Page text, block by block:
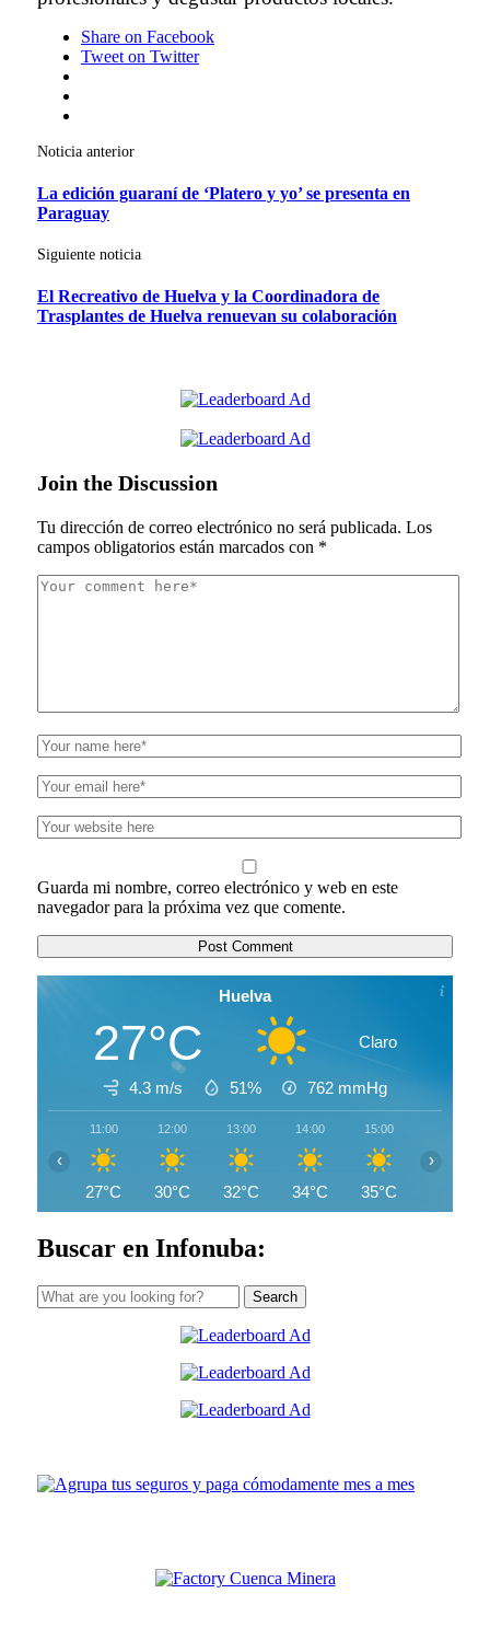
Share on Facebook
Tweet on Twitter
Post
navigation
Noticia anterior
La edición guaraní de ‘Platero y yo’ se presenta en
Paraguay
Siguiente noticia
El Recreativo de Huelva y la Coordinadora de
Trasplantes de Huelva renuevan su colaboración
Join the Discussion
Tu dirección de correo electrónico no será publicada. Los
campos obligatorios están marcados con *
Guarda mi nombre, correo electrónico y web en este
navegador para la próxima vez que comente.
Huelva
27°C Claro
4.3 m/s 51% 762 mmHg
11:00
27°C
12:00
30°C
13:00
32°C
14:00
34°C
15:00
35°C
‹ ›
Buscar en Infonuba:
Search
for: